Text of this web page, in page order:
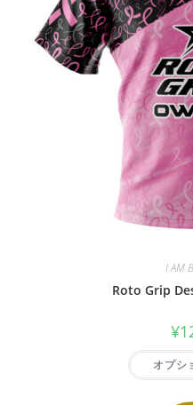
I AM
Roto Grip
¥
オプシ